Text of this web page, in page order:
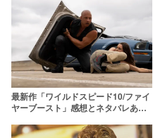
最新作「ワイルドスピード10/ファイ
ヤーブースト」感想とネタバレあら
ャラが復活？